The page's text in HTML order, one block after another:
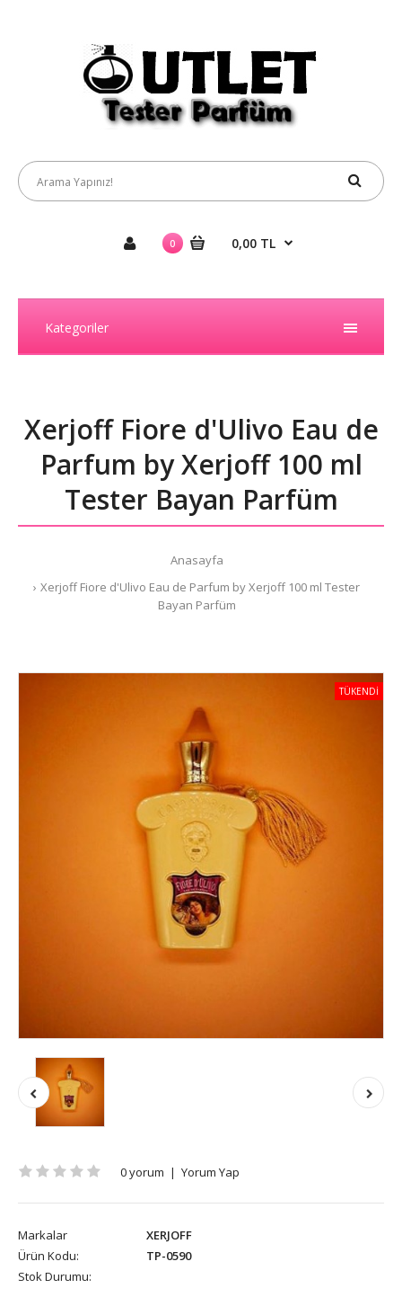
0 0,00 TL
Kategoriler
Xerjoff Fiore d'Ulivo Eau de
Parfum by Xerjoff 100 ml
Tester Bayan Parfüm
Anasayfa
Xerjoff Fiore d'Ulivo Eau de Parfum by Xerjoff 100 ml Tester
Bayan Parfüm
TÜKENDİ
0 yorum | Yorum Yap
Markalar
XERJOFF
Ürün Kodu:
TP-0590
Stok Durumu: